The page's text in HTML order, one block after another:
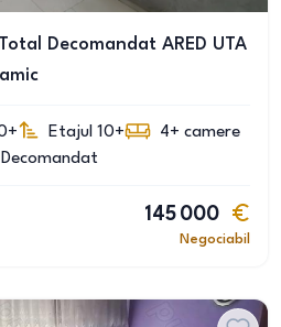
Decomandat ARED UTA
Etajul 10+ 4+ camere
Decomandat
145 000
Negociabil